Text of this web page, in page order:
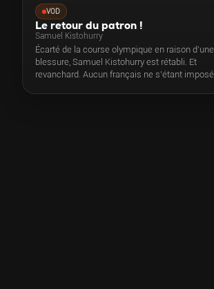
VOD
Le retour du patron !
Samuel Kistohurry
Écarté de la course olympique en raison d’une
blessure, Samuel Kistohurry est rétabli. Et
revanchard. Aucun français ne s’étant imposé